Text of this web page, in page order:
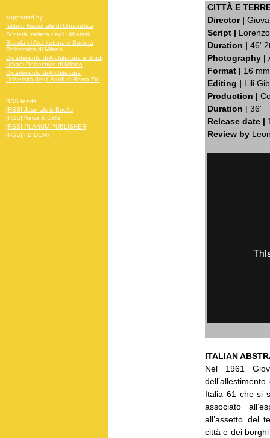
CITTÀ E
Director |
Script |
Duration | 46'
Photography |
Format | 16
Editing | Lili
Production |
Duration | 36'
Release date |
Review by
ITALIAN
Nel 1961
Italia 61 che si
associato
all’assetto del
città e dei
supported by
Istituto Nazionale di Urbanistica
Società Italiana degli Urbanisti
Scuola di Architettura e Società
Politecnico di Milano
Dipartimento di Architettura e Studi
Urbani Politecnico di Milano
Dipartimento di Architettura
Università degli Studi di Roma Tre
RSS feeds:
[RSS] Journals & Books
[RSS] News & Calls
[RSS] PLANUM PUBLISHER
[RSS] (IBIDEM)